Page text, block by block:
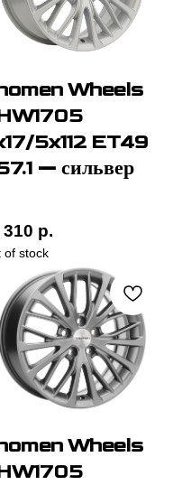
Wheels
5x112 ET49
— сильвер
310 р.
of stock
Wheels